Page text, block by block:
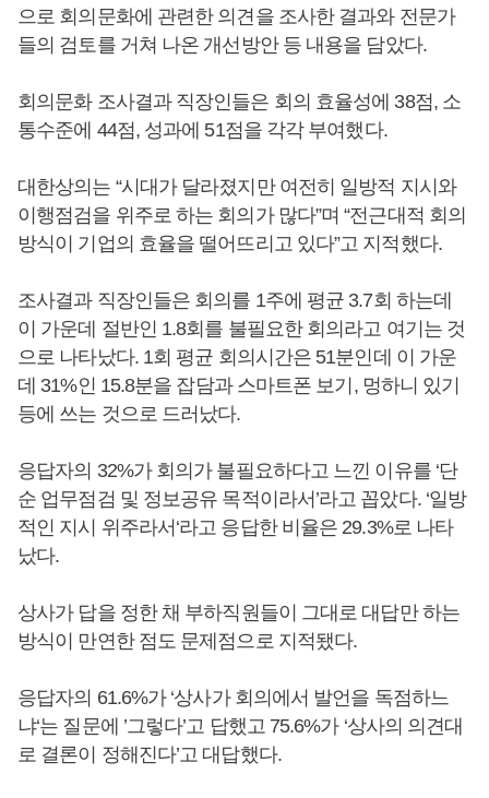
으로 회의문화에 관련한 의견을 조사한 결과와 전문가
들의 검토를 거쳐 나온 개선방안 등 내용을 담았다.
회의문화 조사결과 직장인들은 회의 효율성에 38점, 소
통수준에 44점, 성과에 51점을 각각 부여했다.
대한상의는 “시대가 달라졌지만 여전히 일방적 지시와
이행점검을 위주로 하는 회의가 많다”며 “전근대적 회의
방식이 기업의 효율을 떨어뜨리고 있다”고 지적했다.
조사결과 직장인들은 회의를 1주에 평균 3.7회 하는데
이 가운데 절반인 1.8회를 불필요한 회의라고 여기는 것
으로 나타났다. 1회 평균 회의시간은 51분인데 이 가운
데 31%인 15.8분을 잡담과 스마트폰 보기, 멍하니 있기
등에 쓰는 것으로 드러났다.
응답자의 32%가 회의가 불필요하다고 느낀 이유를 ‘단
순 업무점검 및 정보공유 목적이라서’라고 꼽았다. ‘일방
적인 지시 위주라서‘라고 응답한 비율은 29.3%로 나타
났다.
상사가 답을 정한 채 부하직원들이 그대로 대답만 하는
방식이 만연한 점도 문제점으로 지적됐다.
응답자의 61.6%가 ‘상사가 회의에서 발언을 독점하느
냐‘는 질문에 ’그렇다’고 답했고 75.6%가 ‘상사의 의견대
로 결론이 정해진다’고 대답했다.